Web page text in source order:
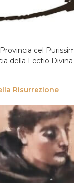
del
della Lectio
Risurrezione